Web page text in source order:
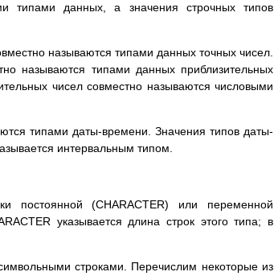
типами данных, а значения строчных типов
называются типами данных точных чисел.
называются типами данных приблизительных
чисел совместно называются числовыми
типами даты-времени. Значения типов даты-
интервальным типом.
постоянной (CHARACTER) или переменной
указывается длина строк этого типа; в
строками. Перечислим некоторые из